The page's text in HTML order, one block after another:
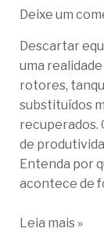
Deixe um
Descartar
uma
rotores,
substituídos
recuperados.
de
Entenda por
acontece de
Leia mais »